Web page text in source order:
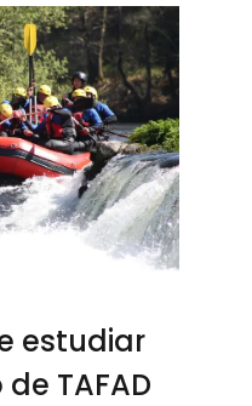
estudiar
TAFAD